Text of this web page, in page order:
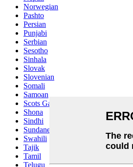
Norwegian
Pashto
Persian
Punjabi
Serbian
Sesotho
Sinhala
Slovak
Slovenian
Somali
Samoan
Scots Gaelic
Shona
Sindhi
Sundanese
Swahili
Tajik
Tamil
Telugu